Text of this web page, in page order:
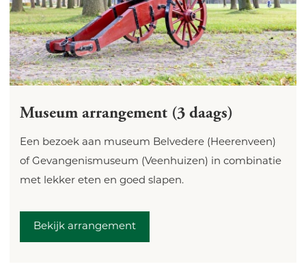
Museum arrangement (3 daags)
Een bezoek aan museum Belvedere (Heerenveen)
of Gevangenismuseum (Veenhuizen) in combinatie
met lekker eten en goed slapen.
Bekijk arrangement